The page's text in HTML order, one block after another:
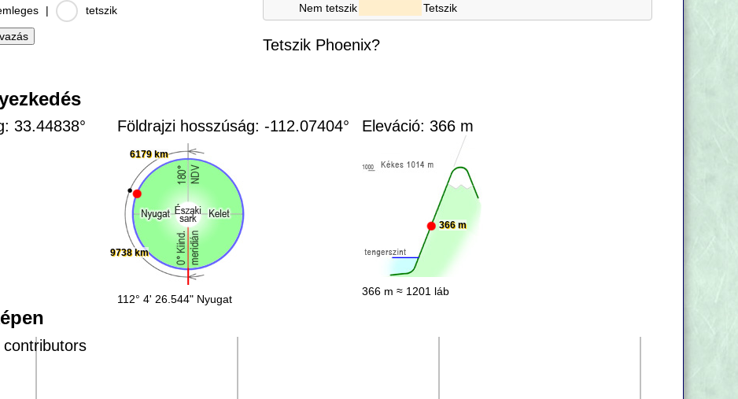
| tetszik
Nem tetszik
Tetszik
Tetszik Phoenix?
33.44838° Földrajzi hosszúság: -112.07404°
9738 km
6179 km
112° 4' 26.544" Nyugat
Eleváció: 366 m
366 m
366 m ≈ 1201 láb
contributors